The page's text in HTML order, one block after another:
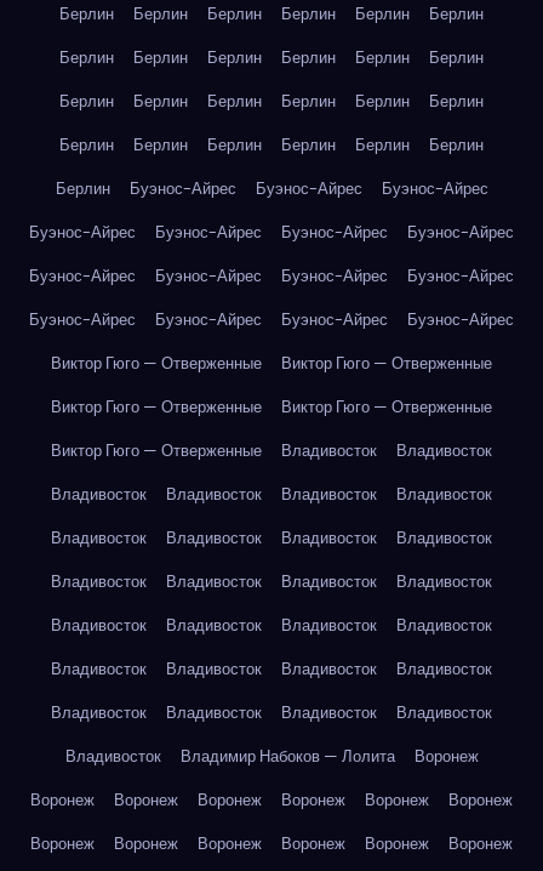
Берлин Берлин Берлин Берлин Берлин
Берлин
Берлин
Берлин Берлин Берлин Берлин
Берлин
Берлин
Берлин Берлин Берлин Берлин
Берлин
Берлин
Берлин Берлин Берлин Берлин
Берлин
Берлин
Буэнос-Айрес Буэнос-Айрес
Буэнос-Айрес
Буэнос-Айрес
Буэнос-Айрес Буэнос-Айрес
Буэнос-Айрес
Буэнос-Айрес
Буэнос-Айрес Буэнос-Айрес
Буэнос-Айрес
Буэнос-Айрес
Буэнос-Айрес Буэнос-Айрес
Буэнос-Айрес
Виктор Гюго — Отверженные
Виктор Гюго — Отверженные
Виктор Гюго — Отверженные
Виктор Гюго — Отверженные
Виктор Гюго — Отверженные
Владивосток
Владивосток
Владивосток
Владивосток Владивосток
Владивосток
Владивосток
Владивосток Владивосток
Владивосток
Владивосток
Владивосток Владивосток
Владивосток
Владивосток
Владивосток Владивосток
Владивосток
Владивосток
Владивосток Владивосток
Владивосток
Владивосток
Владивосток Владивосток
Владивосток
Владивосток
Владимир Набоков — Лолита
Воронеж
Воронеж
Воронеж Воронеж Воронеж Воронеж
Воронеж
Воронеж
Воронеж Воронеж Воронеж Воронеж
Воронеж